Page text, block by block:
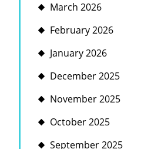
March 2026
February 2026
January 2026
December 2025
November 2025
October 2025
September 2025